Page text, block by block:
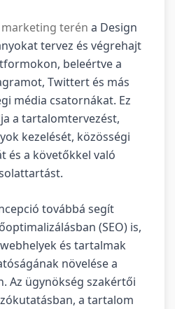
terén a Design
tervez és végrehajt
beleértve a
Twittert és más
média csatornákat. Ez
a tartalomtervezést,
kezelését, közösségi
és a követőkkel való
továbbá segít
(SEO) is,
és tartalmak
növelése a
Az ügynökség szakértői
a tartalom